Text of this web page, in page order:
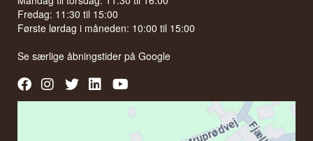
Fredag: 11:30 til 15:00
Første lørdag i måneden: 10:00 til 15:00
Se særlige åbningstider påGoogle